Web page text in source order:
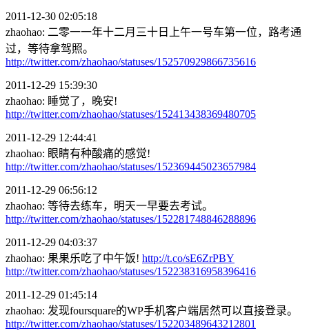
2011-12-30 02:05:18
zhaohao: 二零一一年十二月三十日上午一号车第一位，路考通
过，等待拿驾照。
http://twitter.com/zhaohao/statuses/152570929866735616
2011-12-29 15:39:30
zhaohao: 睡觉了，晚安!
http://twitter.com/zhaohao/statuses/152413438369480705
2011-12-29 12:44:41
zhaohao: 眼睛有种酸痛的感觉!
http://twitter.com/zhaohao/statuses/152369445023657984
2011-12-29 06:56:12
zhaohao: 等待去练车，明天一早要去考试。
http://twitter.com/zhaohao/statuses/152281748846288896
2011-12-29 04:03:37
zhaohao: 果果乐吃了中午饭! http://t.co/sE6ZrPBY
http://twitter.com/zhaohao/statuses/152238316958396416
2011-12-29 01:45:14
zhaohao: 发现foursquare的WP手机客户端居然可以直接登录。
http://twitter.com/zhaohao/statuses/152203489643212801